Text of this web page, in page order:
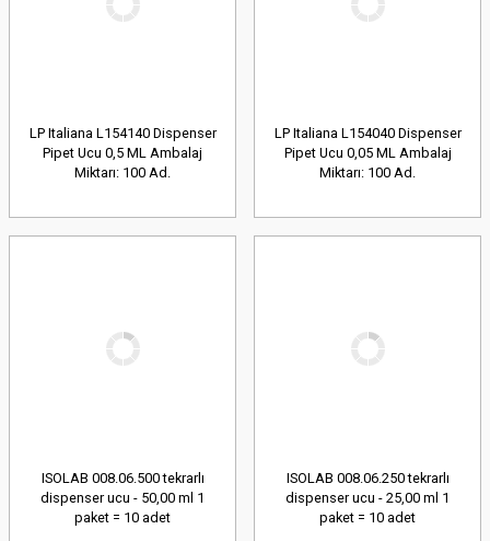
LP Italiana L154140 Dispenser
Pipet Ucu 0,5 ML Ambalaj
Miktarı: 100 Ad.
LP Italiana L154040 Dispenser
Pipet Ucu 0,05 ML Ambalaj
Miktarı: 100 Ad.
ISOLAB 008.06.500 tekrarlı
dispenser ucu - 50,00 ml 1
paket = 10 adet
ISOLAB 008.06.250 tekrarlı
dispenser ucu - 25,00 ml 1
paket = 10 adet